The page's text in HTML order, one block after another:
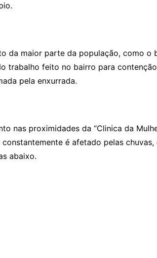
da maior parte da população, como
trabalho feito no bairro para
pela enxurrada.
nas proximidades da “Clinica da
é afetado pelas
abaixo.